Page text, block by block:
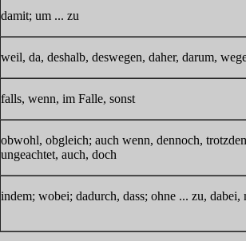
damit; um ... zu
weil, da, deshalb, deswegen, daher, darum,
falls, wenn, im Falle, sonst
obwohl, obgleich; auch wenn, dennoch,
ungeachtet, auch, doch
indem; wobei; dadurch, dass; ohne ... zu, dabei,